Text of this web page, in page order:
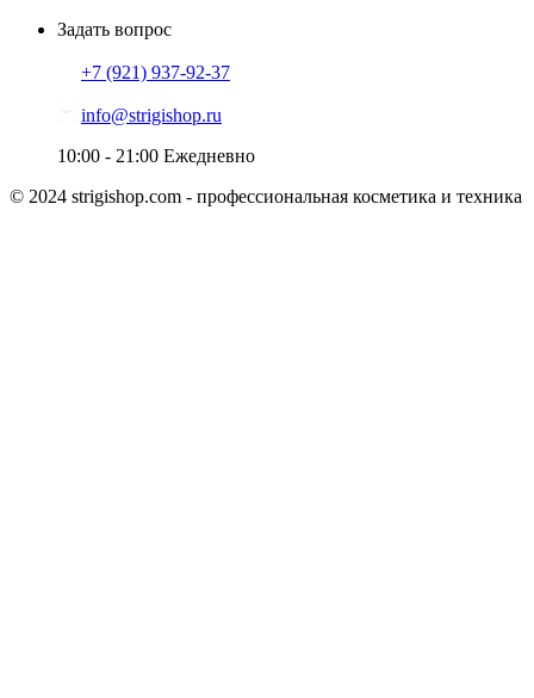
Задать вопрос
+7 (921) 937-92-37
info@strigishop.ru
10:00 - 21:00 Ежедневно
© 2024 strigishop.com - профессиональная косметика и техника